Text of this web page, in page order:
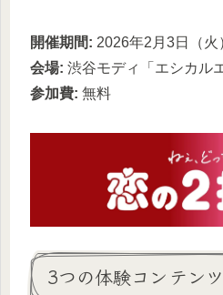
開催期間: 2026年2月3日（火
会場: 渋谷モディ「エシカル
参加費: 無料
3つの体験コンテンツ